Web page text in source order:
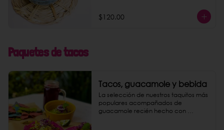
$120.00
Paquetes de tacos
Tacos, guacamole y bebida
La selección de nuestros taquitos más
populares acompañados de
guacamole recién hecho con